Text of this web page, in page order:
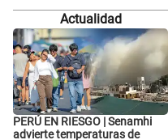
regiones del país
Actualidad
PERÚ EN RIESGO | Senamhi
advierte temperaturas de